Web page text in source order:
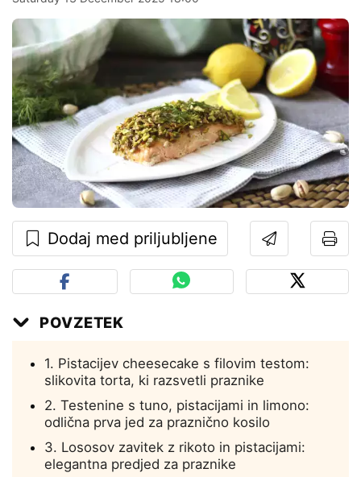
Dodaj med priljubljene
POVZETEK
1. Pistacijev cheesecake s filovim testom:
slikovita torta, ki razsvetli praznike
2. Testenine s tuno, pistacijami in limono:
odlična prva jed za praznično kosilo
3. Lososov zavitek z rikoto in pistacijami:
elegantna predjed za praznike